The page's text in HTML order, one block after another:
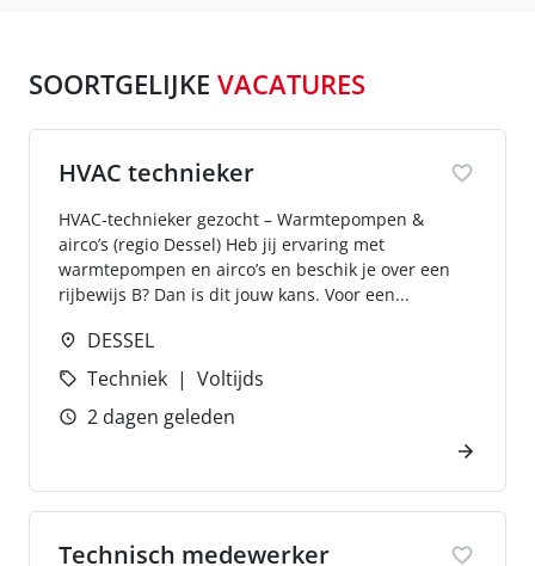
SOORTGELIJKE VACATURES
HVAC technieker
HVAC-technieker gezocht – Warmtepompen &
airco’s (regio Dessel) Heb jij ervaring met
warmtepompen en airco’s en beschik je over een
rijbewijs B? Dan is dit jouw kans. Voor een...
DESSEL
Techniek
Voltijds
2 dagen geleden
Technisch medewerker